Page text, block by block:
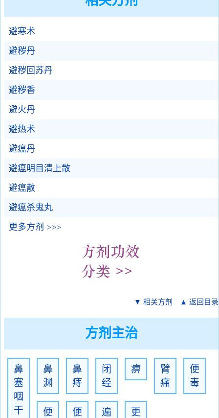
避寒术
避秽丹
避秽回苏丹
避秽香
避火丹
避热术
避瘟丹
避瘟明目清上散
避瘟散
避瘟杀鬼丸
更多方剂 >>>
▼ 相关方剂 ▲ 返回目录
方剂主治
鼻
塞
咽
干
鼻
渊
鼻
痔
闭
经
痹
臂
痛
便
毒
便
便
遍
更